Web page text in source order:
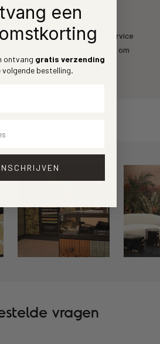
kopen
de mooiste behang merken. Service
u een vraag? Aarzel dan niet om
vragen
een
ontvang gratis verzending
volgende bestelling.